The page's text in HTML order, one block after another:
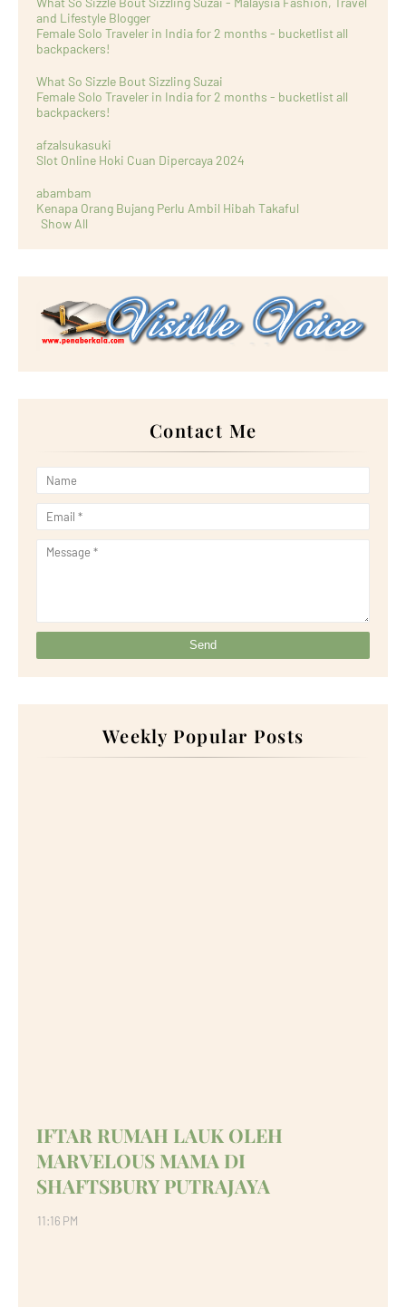
and Lifestyle Blogger
Female Solo Traveler in India for 2 months - bucketlist all
backpackers!
What So Sizzle Bout Sizzling Suzai
Female Solo Traveler in India for 2 months - bucketlist all
backpackers!
afzalsukasuki
Slot Online Hoki Cuan Dipercaya 2024
abambam
Kenapa Orang Bujang Perlu Ambil Hibah Takaful
Show All
Contact Me
Weekly Popular Posts
IFTAR RUMAH LAUK OLEH
MARVELOUS MAMA DI
SHAFTSBURY PUTRAJAYA
11:16 PM